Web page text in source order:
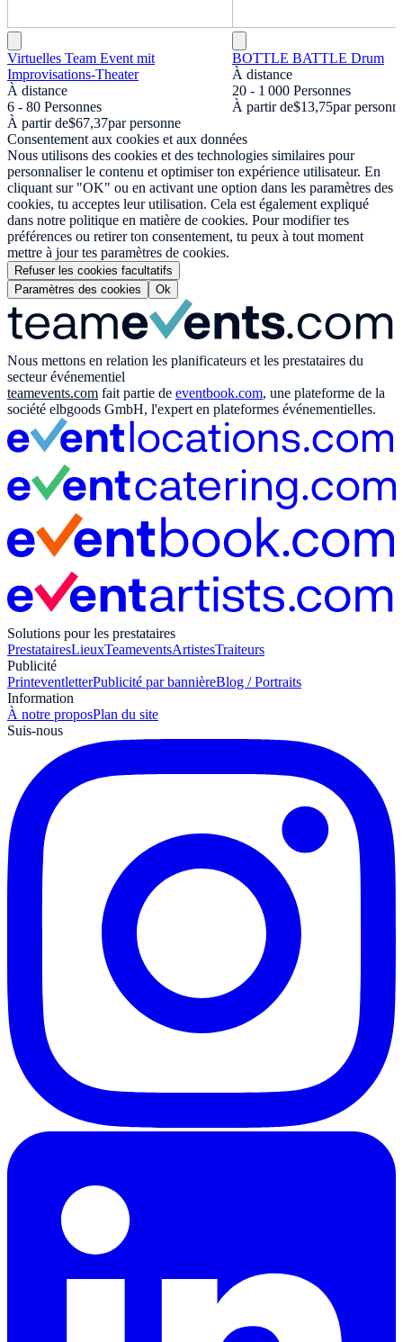
Virtuelles Team Event mit
Improvisations-Theater
À distance
6 - 80 Personnes
À partir de$67,37par personne
BOTTLE BATTLE Drum
À distance
20 - 1 000 Personnes
À partir de$13,75par
Consentement aux cookies et aux données
Nous utilisons des cookies et des technologies similaires pour
personnaliser le contenu et optimiser ton expérience utilisateur. En
cliquant sur "OK" ou en activant une option dans les paramètres des
cookies, tu acceptes leur utilisation. Cela est également expliqué
dans notre politique en matière de cookies. Pour modifier tes
préférences ou retirer ton consentement, tu peux à tout moment
mettre à jour tes paramètres de cookies.
Refuser les cookies facultatifs
Paramètres des cookies
Ok
Nous mettons en relation les planificateurs et les prestataires du
secteur événementiel
teamevents.com fait partie de eventbook.com, une plateforme de la
société elbgoods GmbH, l'expert en plateformes événementielles.
Solutions pour les prestataires
PrestatairesLieuxTeameventsArtistesTraiteurs
Publicité
PrinteventletterPublicité par bannièreBlog / Portraits
Information
À notre proposPlan du site
Suis-nous